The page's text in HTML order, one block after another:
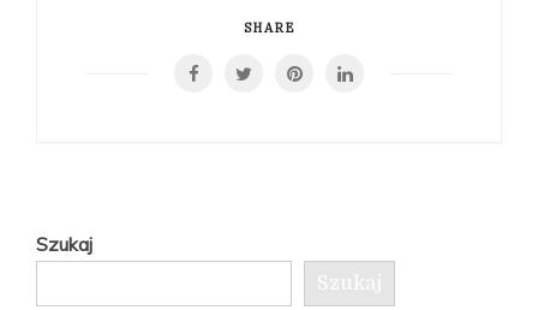
SHARE
Szukaj
Szukaj